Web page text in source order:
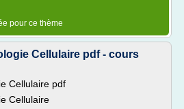
pour ce thème
Cellulaire pdf - cours
Cellulaire pdf
Cellulaire